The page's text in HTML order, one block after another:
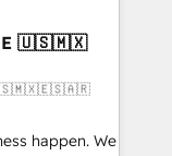
RevOps &
🇺🇸🇲🇽
🇺🇸🇲🇽🇪🇸🇦🇷
happen. We